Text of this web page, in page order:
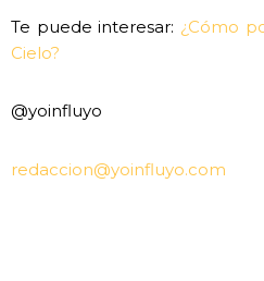
Te puede interesar: ¿Cómo
Cielo?
@yoinfluyo
redaccion@yoinfluyo.com